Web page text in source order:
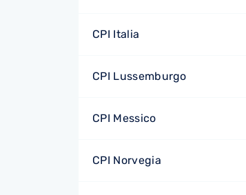
CPI Italia
CPI Lussemburgo
CPI Messico
CPI Norvegia